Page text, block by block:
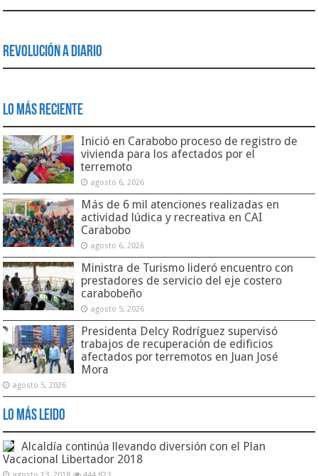
Revolución a Diario
Lo Más Reciente
Inició en Carabobo proceso de registro de
vivienda para los afectados por el
terremoto
agosto 6, 2026
Más de 6 mil atenciones realizadas en
actividad lúdica y recreativa en CAI
Carabobo
agosto 6, 2026
Ministra de Turismo lideró encuentro con
prestadores de servicio del eje costero
carabobeño
agosto 5, 2026
Presidenta Delcy Rodríguez supervisó
trabajos de recuperación de edificios
afectados por terremotos en Juan José
Mora
agosto 5, 2026
Lo Más Leido
Alcaldía continúa llevando diversión con el Plan
Vacacional Libertador 2018